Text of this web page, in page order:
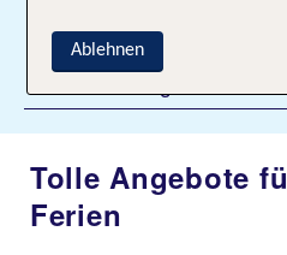
Filter hinzufügen
Tolle Angebote
Ferien
Ablehnen